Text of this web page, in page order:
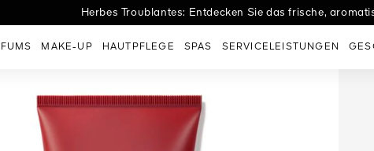
Les Eaux: Entdecken Sie Eau de Tulle,
Herbes Troublantes: Entdecken Sie das frische,
Startseite)MAKE-UP HAUTPFLEGE SPAS SERVICELEISTUNGEN